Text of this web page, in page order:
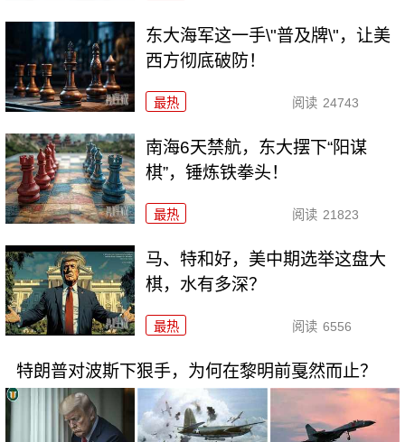
东大海军这一手\"普及牌\"，让美
西方彻底破防！
最热 阅读 24743
南海6天禁航，东大摆下“阳谋
棋”，锤炼铁拳头！
最热 阅读 21823
马、特和好，美中期选举这盘大
棋，水有多深？
最热 阅读 6556
特朗普对波斯下狠手，为何在黎明前戛然而止？